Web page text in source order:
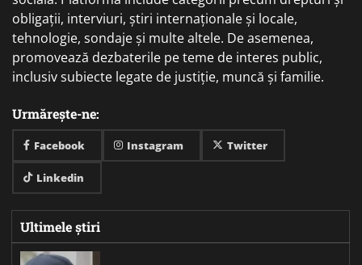
obligații, interviuri, știri internaționale și locale,
tehnologie, sondaje și multe altele. De asemenea,
promovează dezbaterile pe teme de interes public,
inclusiv subiecte legate de justiție, muncă și familie.
Urmărește-ne:
Facebook Instagram Twitter
Linkedin
Ultimele știri